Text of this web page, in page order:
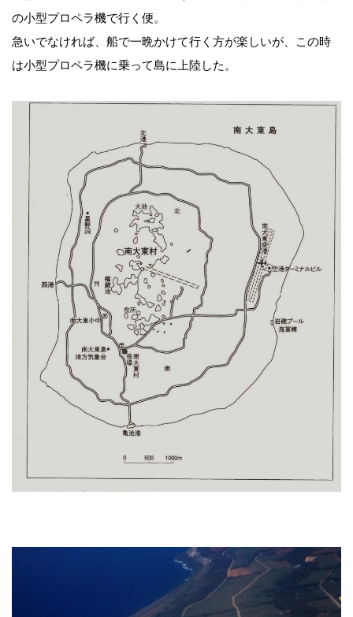
の小型プロペラ機で行く便。
急いでなければ、船で一晩かけて行く方が楽しいが、この時
は小型プロペラ機に乗って島に上陸した。